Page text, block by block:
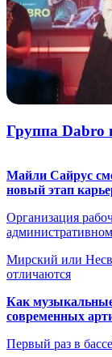
Группа Dabro
Майли Сайрус
новый этап
Организация
Мирский или
отличаются
Как
современных
Первый раз в